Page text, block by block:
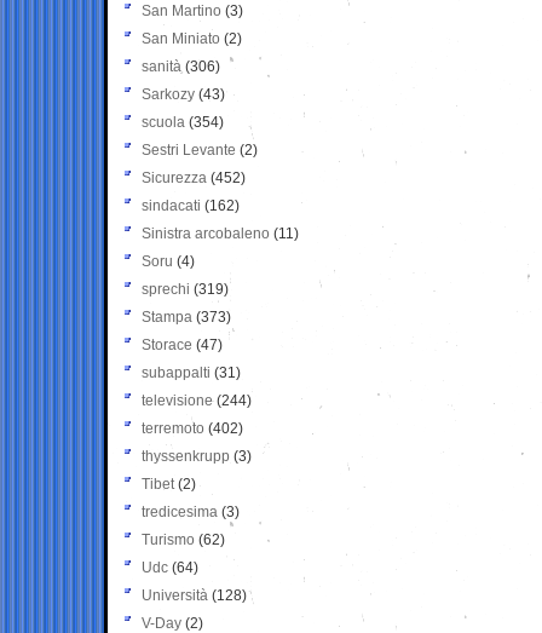
San Martino (3)
San Miniato (2)
sanità (306)
Sarkozy (43)
scuola (354)
Sestri Levante (2)
Sicurezza (452)
sindacati (162)
Sinistra arcobaleno (11)
Soru (4)
sprechi (319)
Stampa (373)
Storace (47)
subappalti (31)
televisione(244)
terremoto (402)
thyssenkrupp (3)
Tibet(2)
tredicesima (3)
Turismo (62)
Udc (64)
Università (128)
V-Day (2)